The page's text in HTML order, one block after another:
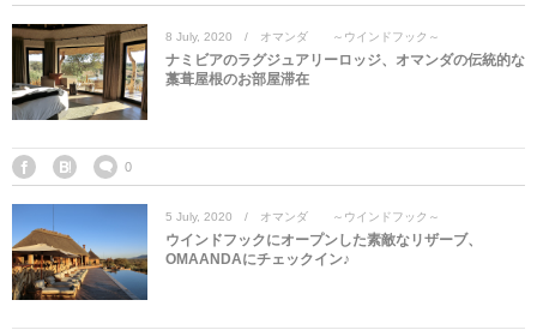
8 July, 2020 オマンダ ～ウインドフック～
ナミビアのラグジュアリーロッジ、オマンダの伝統的な
藁葺屋根のお部屋滞在
0
5 July, 2020 オマンダ ～ウインドフック～
ウインドフックにオープンした素敵なリザーブ、
OMAANDAにチェックイン♪